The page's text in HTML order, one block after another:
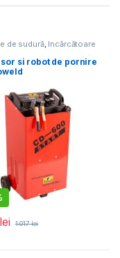
de sudură, Încărcătoare
si robot de pornire
incarcare 12/24 V,
baterii Pb 20-
lei 1.017lei